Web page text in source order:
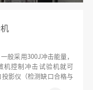
般采用300J冲击能量，
机控制冲击试验机就可
影仪（检测缺口合格与